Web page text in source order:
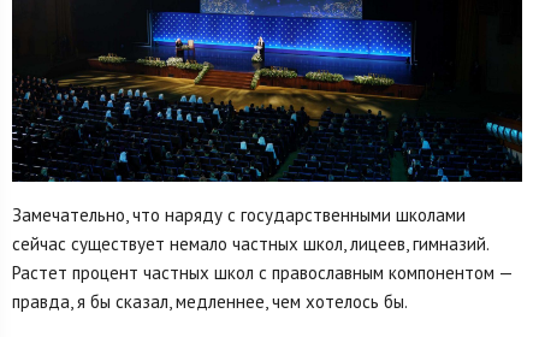
Замечательно, что наряду с государственными школами
сейчас существует немало частных школ, лицеев, гимназий.
Растет процент частных школ с православным компонентом —
правда, я бы сказал, медленнее, чем хотелось бы.